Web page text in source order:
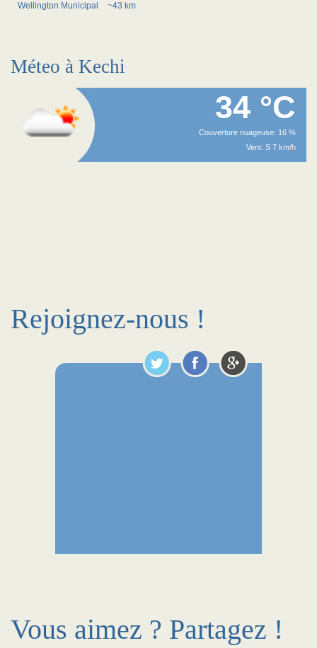
Wellington Municipal
~43 km
Méteo à Kechi
34 °C
Couverture nuageuse: 16 %
Vent: S 7 km/h
Rejoignez-nous !
Vous aimez ? Partagez !